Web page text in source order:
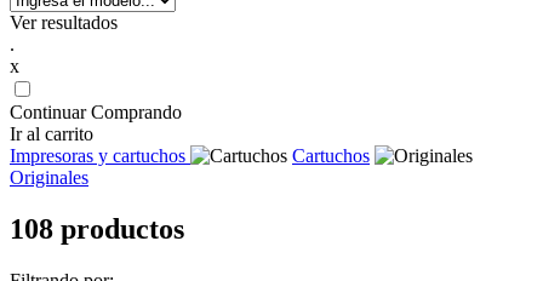
Ver resultados
.
x
Continuar Comprando
Ir al carrito
Impresoras y cartuchos
Cartuchos
Originales
108 productos